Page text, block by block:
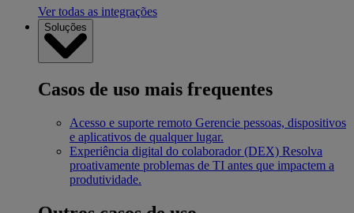
Ver todas as integrações
Soluções
Casos de uso mais frequentes
Acesso e suporte remoto Gerencie pessoas, dispositivos
e aplicativos de qualquer lugar.
Experiência digital do colaborador (DEX) Resolva
proativamente problemas de TI antes que impactem a
produtividade.